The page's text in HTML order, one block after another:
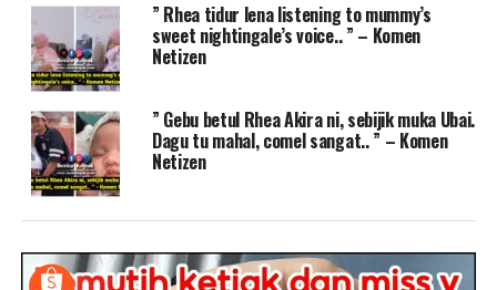
” Rhea tidur lena listening to mummy’s
sweet nightingale’s voice.. ” – Komen
Netizen
” Gebu betul Rhea Akira ni, sebijik muka Ubai.
Dagu tu mahal, comel sangat.. ” – Komen
Netizen